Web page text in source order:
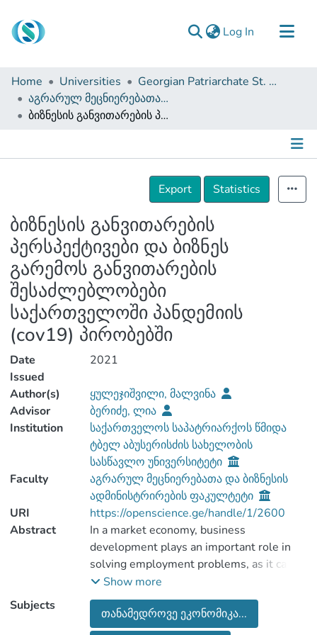
Log In (current)
Communities & Collections
Browse
Documentation
Home Universities
Georgian Patriarchate St. Tbel Abuseridze Teaching University
აგრარულ მეცნიერებათა და ბიზნესის ადმინისტრირების ფაკულტეტი (სამაგისტრო ნაშრომები)
ბიზნესის განვითარების პერსპექტივები და ბიზნეს გარემოს განვითარების შესაძლებლობები საქართველოში პანდემიის (cov19) პირობებში
Details
Export
Statistics
ბიზნესის განვითარების
პერსპექტივები და ბიზნეს
გარემოს განვითარების
შესაძლებლობები
საქართველოში პანდემიის
(cov19) პირობებში
Date
Issued
2021
Author(s)
ყულეჯიშვილი, მალვინა
Advisor
ბერიძე, ლია
Institution
საქართველოს საპატრიარქოს წმიდა
ტბელ აბუსერისძის სახელობის
სასწავლო უნივერსიტეტი
Faculty
აგრარულ მეცნიერებათა და ბიზნესის
ადმინისტრირების ფაკულტეტი
URI
https://openscience.ge/handle/1/2600
Abstract
In a market economy, business
development plays an important role in
solving employment problems, as it can
employ a large part of the population and
increase their incomes.
Show more
Subjects
თანამედროვე ეკონომიკა...